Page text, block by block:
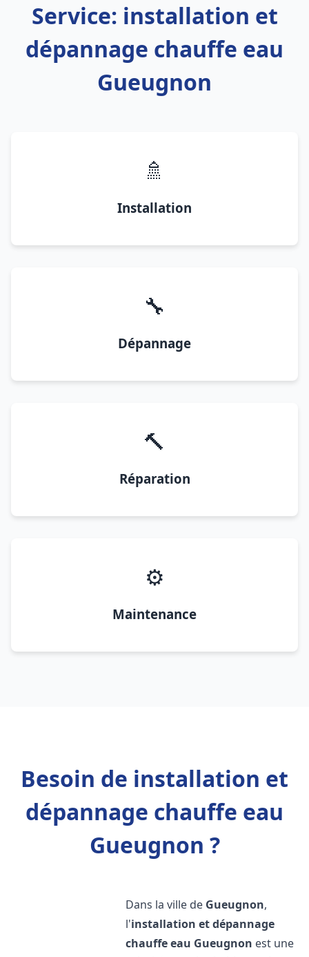
Service: installation et
dépannage chauffe eau
Gueugnon
🚿
Installation
🔧
Dépannage
🔨
Réparation
⚙️
Maintenance
Besoin de installation et
dépannage chauffe eau
Gueugnon ?
Dans la ville de Gueugnon,
l'installation et dépannage
chauffe eau Gueugnon est une